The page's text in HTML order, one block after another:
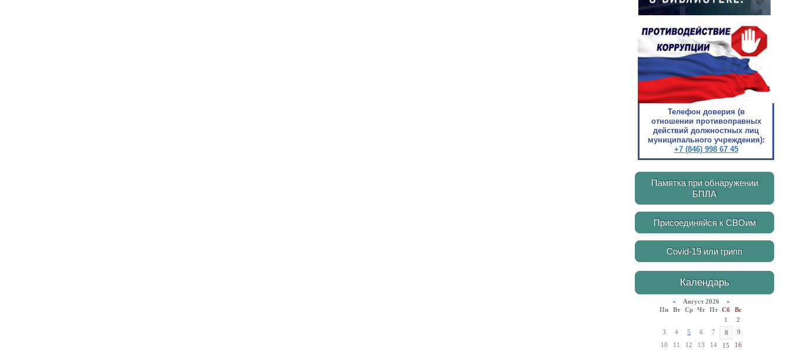
Телефон доверия (в
отношении противоправных
действий должностных лиц
муниципального учреждения):
+7 (846) 998 67 45
Памятка при обнаружении
БПЛА
Присоединяйся к СВОим
Covid-19 или грипп
Календарь
« Август 2026 »
Пн
Вт Ср Чт Пт Сб
Вс
1
2
3
4 5 6 7 8
9
10
11 12 13 14 15 16